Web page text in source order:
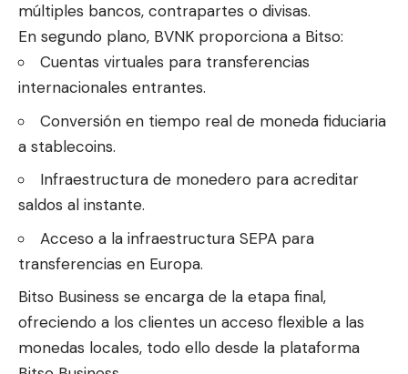
múltiples bancos, contrapartes o divisas.
En segundo plano, BVNK proporciona a Bitso:
Cuentas virtuales para transferencias
internacionales entrantes.
Conversión en tiempo real de moneda fiduciaria
a stablecoins.
Infraestructura de monedero para acreditar
saldos al instante.
Acceso a la infraestructura SEPA para
transferencias en Europa.
Bitso Business se encarga de la etapa final,
ofreciendo a los clientes un acceso flexible a las
monedas locales, todo ello desde la plataforma